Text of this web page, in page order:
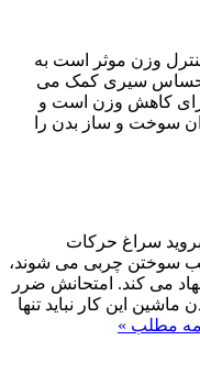
وزن موثر است به
احساس سیری کمک می
کاهش وزن است و
سوخت و ساز بدن را
بروید سراغ حرکات
سوختن چربی می شوند،
زیر را پیشنهاد می کند. امتحانش ضرر
ماشین این کار نباید تنها
مطلب »